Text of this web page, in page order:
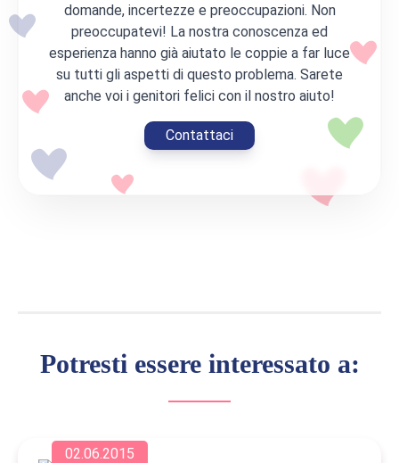
domande, incertezze e preoccupazioni. Non
preoccupatevi! La nostra conoscenza ed
esperienza hanno già aiutato le coppie a far luce
su tutti gli aspetti di questo problema. Sarete
anche voi i genitori felici con il nostro aiuto!
Contattaci
Potresti essere interessato a:
02.06.2015